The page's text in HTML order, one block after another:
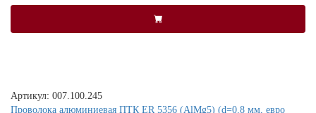
Артикул: 007.100.245
Проволока алюминиевая ПТК ER 5356 (AlMg5) (d=0.8 мм, евро